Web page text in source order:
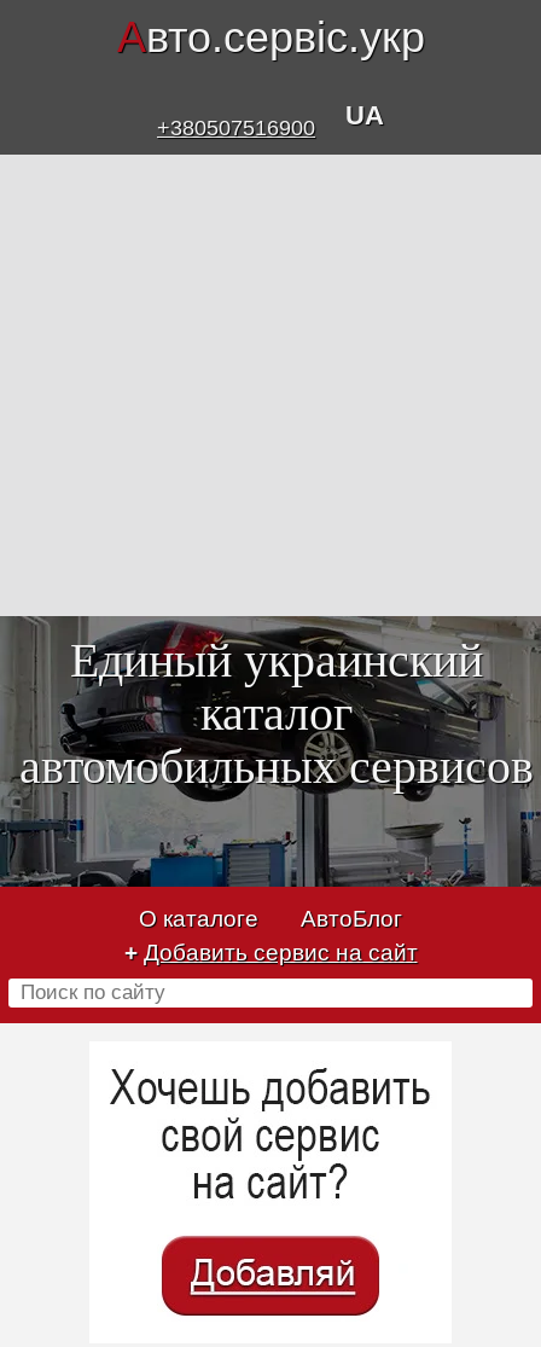
Авто.сервіс.укр
+380507516900 UA
Единый украинский
каталог
автомобильных сервисов
О каталоге
АвтоБлог
+ Добавить сервис на сайт